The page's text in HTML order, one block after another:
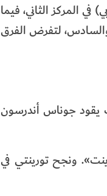
المركز الثاني، فيما
لتفرض الفرق
يقود جوناس أندرسون
ونجح تورينتي في